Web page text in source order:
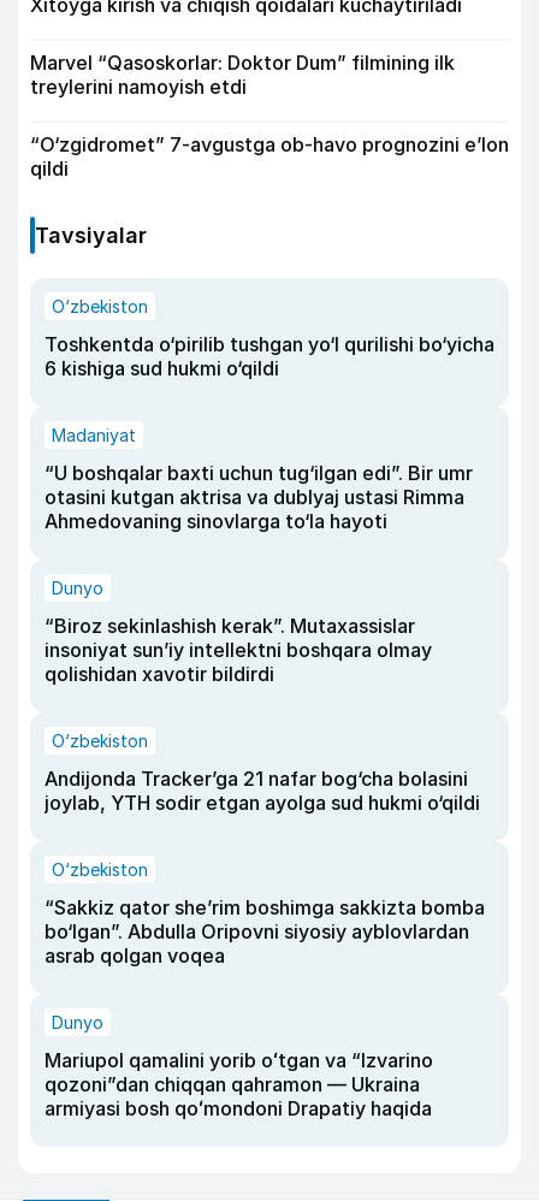
Xitoyga kirish va chiqish qoidalari kuchaytiriladi
Marvel “Qasoskorlar: Doktor Dum” filmining ilk
treylerini namoyish etdi
“O‘zgidromet” 7-avgustga ob-havo prognozini e’lon
qildi
Tavsiyalar
O‘zbekiston
Toshkentda o‘pirilib tushgan yo‘l qurilishi bo‘yicha
6 kishiga sud hukmi o‘qildi
Madaniyat
“U boshqalar baxti uchun tug‘ilgan edi”. Bir umr
otasini kutgan aktrisa va dublyaj ustasi Rimma
Ahmedovaning sinovlarga to‘la hayoti
Dunyo
“Biroz sekinlashish kerak”. Mutaxassislar
insoniyat sun’iy intellektni boshqara olmay
qolishidan xavotir bildirdi
O‘zbekiston
Andijonda Tracker’ga 21 nafar bog‘cha bolasini
joylab, YTH sodir etgan ayolga sud hukmi o‘qildi
O‘zbekiston
“Sakkiz qator she’rim boshimga sakkizta bomba
bo‘lgan”. Abdulla Oripovni siyosiy ayblovlardan
asrab qolgan voqea
Dunyo
Mariupol qamalini yorib oʻtgan va “Izvarino
qozoni”dan chiqqan qahramon — Ukraina
armiyasi bosh qoʻmondoni Drapatiy haqida